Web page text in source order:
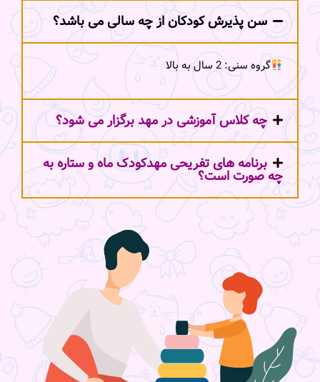
سن پذیرش کودکان از چه سالی می باشد؟
گروه سنی: 2 سال به بالا
چه کلاس آموزشی در مهد برگزار می شود؟
برنامه های تفریحی مهدکودک ماه و ستاره به
چه صورت است؟